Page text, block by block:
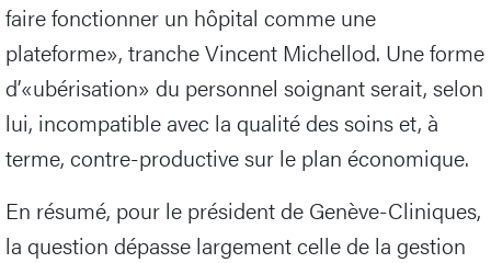
faire fonctionner un hôpital comme une
plateforme», tranche Vincent Michellod. Une forme
d’«ubérisation» du personnel soignant serait, selon
lui, incompatible avec la qualité des soins et, à
terme, contre-productive sur le plan économique.
En résumé, pour le président de Genève-Cliniques,
la question dépasse largement celle de la gestion